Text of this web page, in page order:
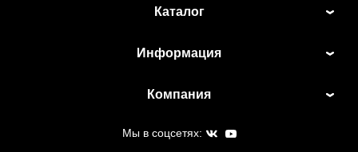
Каталог
Информация
Компания
Мы в соцсетях: